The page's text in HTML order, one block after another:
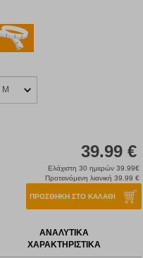
M
39.99 €
Ελάχιστη 30 ημερών 39.99€
Προτεινόμενη λιανική 39.99 €
ΠΡΟΣΘΗΚΗ ΣΤΟ ΚΑΛΑΘΙ
ΑΝΑΛΥΤΙΚΑ
ΧΑΡΑΚΤΗΡΙΣΤΙΚΑ